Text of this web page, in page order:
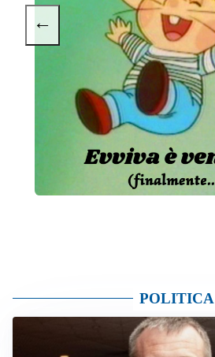
←
POLITICA